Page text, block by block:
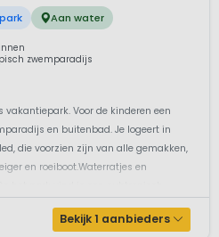
Aan water
zwemparadijs
Voor de kinderen een
en buitenbad. Je logeert in
die voorzien zijn van alle gemakken,
en roeiboot.Waterratjes en
Bekijk 1 aanbieders